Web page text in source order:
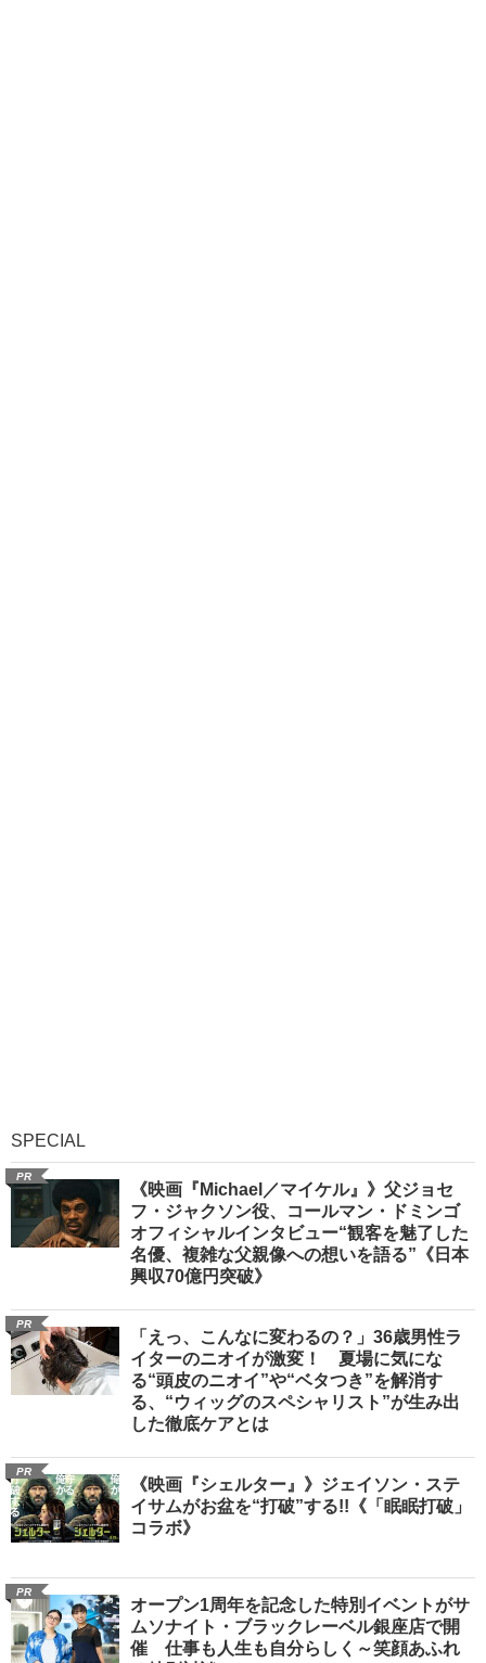
SPECIAL
PR
《映画『Michael／マイケル』》父ジョセ
フ・ジャクソン役、コールマン・ドミンゴ
オフィシャルインタビュー“観客を魅了した
名優、複雑な父親像への想いを語る”《日本
興収70億円突破》
PR
「えっ、こんなに変わるの？」36歳男性ラ
イターのニオイが激変！ 夏場に気にな
る“頭皮のニオイ”や“ベタつき”を解消す
る、“ウィッグのスペシャリスト”が生み出
した徹底ケアとは
PR
《映画『シェルター』》ジェイソン・ステ
イサムがお盆を“打破”する!!《「眠眠打破」
コラボ》
PR
オープン1周年を記念した特別イベントがサ
ムソナイト・ブラックレーベル銀座店で開
催 仕事も人生も自分らしく～笑顔あふれ